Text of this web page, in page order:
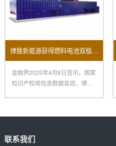
律致新能源获得燃料电池双极板主动涂胶机专利
金融界2025年4月8日音讯，国家
知识产权局信息数据显现，律致
联系我们